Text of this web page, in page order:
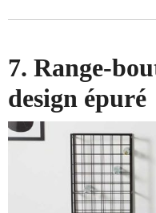
7. Range-
design épuré